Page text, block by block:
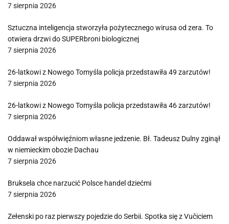
7 sierpnia 2026
Sztuczna inteligencja stworzyła pożytecznego wirusa od zera. To
otwiera drzwi do SUPERbroni biologicznej
7 sierpnia 2026
26-latkowi z Nowego Tomyśla policja przedstawiła 49 zarzutów!
7 sierpnia 2026
26-latkowi z Nowego Tomyśla policja przedstawiła 46 zarzutów!
7 sierpnia 2026
Oddawał współwięźniom własne jedzenie. Bł. Tadeusz Dulny zginął
w niemieckim obozie Dachau
7 sierpnia 2026
Bruksela chce narzucić Polsce handel dziećmi
7 sierpnia 2026
Zełenski po raz pierwszy pojedzie do Serbii. Spotka się z Vučiciem